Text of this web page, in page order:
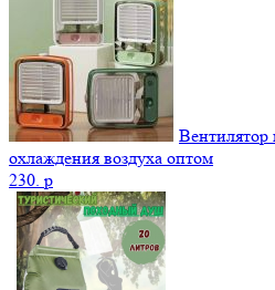
охлаждения воздуха оптом
230. p